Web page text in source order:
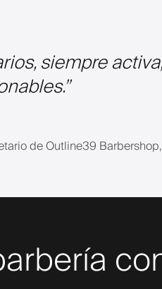
siempre
”
de Outline39